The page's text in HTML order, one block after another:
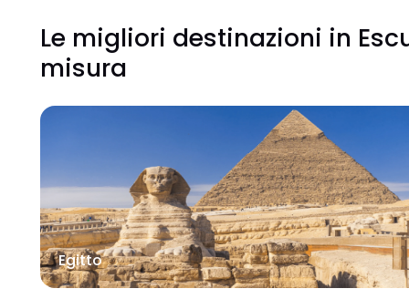
Le migliori destinazioni in
misura
Egitto